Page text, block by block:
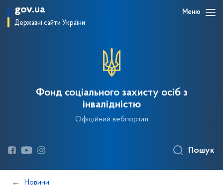
gov.ua
Державні сайти України
Меню
Фонд соціального захисту осіб з
інвалідністю
Офіційний вебпортал
Пошук
Новини